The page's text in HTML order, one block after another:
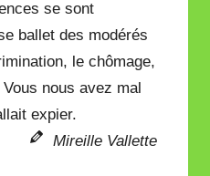
se sont
ballet des modérés
le chômage,
nous avez mal
expier.
Mireille Vallette